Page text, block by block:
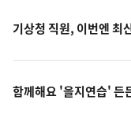
기상청 직원, 이번엔 최
함께해요 '을지연습' 든